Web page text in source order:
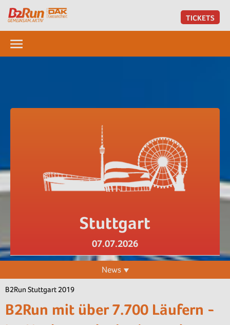
TICKETS
Stuttgart
07.07.2026
News
B2Run Stuttgart 2019
B2Run mit über 7.700 Läufern -